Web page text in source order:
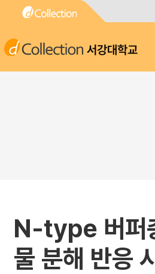
서강대학교
N-type 버퍼
물 분해 반응